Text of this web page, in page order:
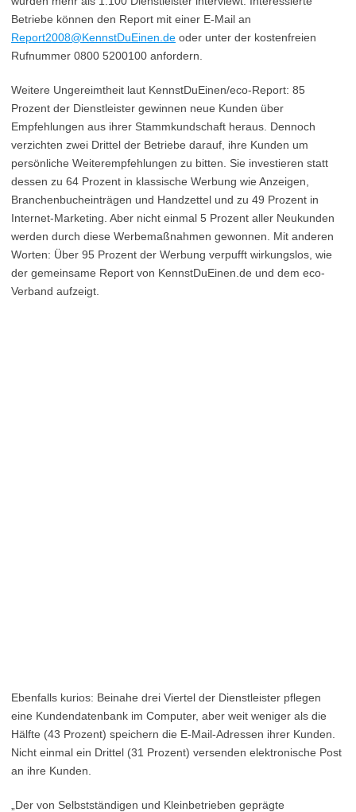
Betriebe können den Report mit einer E-Mail an
Report2008@KennstDuEinen.de oder unter der kostenfreien
Rufnummer 0800 5200100 anfordern.
Weitere Ungereimtheit laut KennstDuEinen/eco-Report: 85
Prozent der Dienstleister gewinnen neue Kunden über
Empfehlungen aus ihrer Stammkundschaft heraus. Dennoch
verzichten zwei Drittel der Betriebe darauf, ihre Kunden um
persönliche Weiterempfehlungen zu bitten. Sie investieren statt
dessen zu 64 Prozent in klassische Werbung wie Anzeigen,
Branchenbucheinträgen und Handzettel und zu 49 Prozent in
Internet-Marketing. Aber nicht einmal 5 Prozent aller Neukunden
werden durch diese Werbemaßnahmen gewonnen. Mit anderen
Worten: Über 95 Prozent der Werbung verpufft wirkungslos, wie
der gemeinsame Report von KennstDuEinen.de und dem eco-
Verband aufzeigt.
Ebenfalls kurios: Beinahe drei Viertel der Dienstleister pflegen
eine Kundendatenbank im Computer, aber weit weniger als die
Hälfte (43 Prozent) speichern die E-Mail-Adressen ihrer Kunden.
Nicht einmal ein Drittel (31 Prozent) versenden elektronische Post
an ihre Kunden.
„Der von Selbstständigen und Kleinbetrieben geprägte